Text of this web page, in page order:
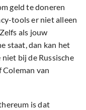
geld te doneren
tools er niet alleen
als jouw
staat, dan kan het
bij de Russische
Coleman van
is dat